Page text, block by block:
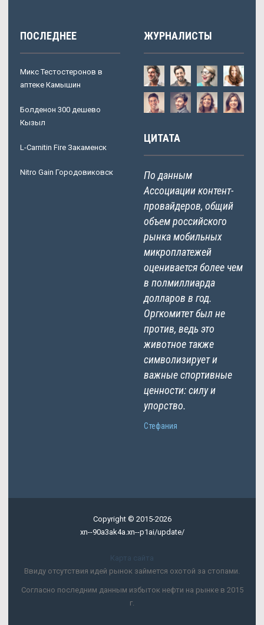
ПОСЛЕДНЕЕ
Микс Тестостеронов в
аптеке Камышин
Болденон 300 дешево
Кызыл
L-Carnitin Fire Закаменск
Nitro Gain Городовиковск
ЖУРНАЛИСТЫ
ЦИТАТА
По данным
Ассоциации контент-
провайдеров, общий
объем российского
рынка мобильных
микроплатежей
оценивается более чем
в полмиллиарда
долларов в год.
Оргкомитет был не
против, ведь это
животное также
символизирует и
важные спортивные
ценности: силу и
упорство.
Стефания
Copyright © 2015-2026
xn--90a3ak4a.xn--p1ai/update/
Карта сайта
Ввиду отсутствия идей рынок займется охотой за стопами.
Согласно последним данным избыток нефти на рынке в 2015
г.